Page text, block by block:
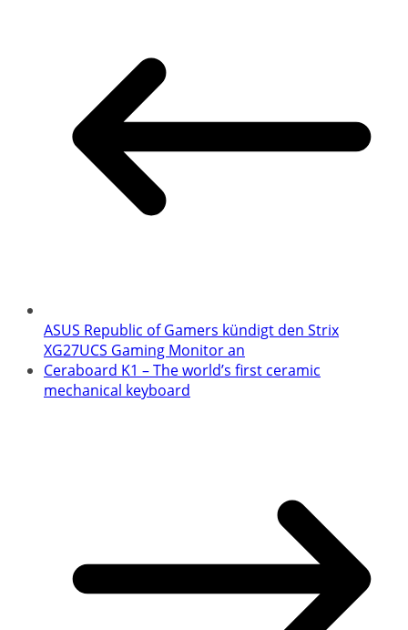
ASUS Republic of Gamers kündigt den Strix
XG27UCS Gaming Monitor an
Ceraboard K1 – The world’s first ceramic
mechanical keyboard